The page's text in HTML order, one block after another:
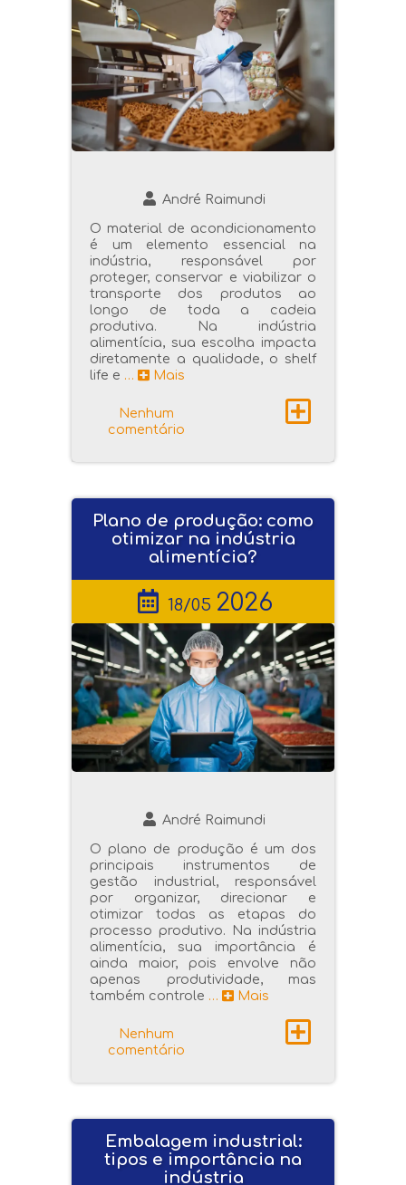
André Raimundi
O material de acondicionamento
é um elemento essencial na
indústria, responsável por
proteger, conservar e viabilizar o
transporte dos produtos ao
longo de toda a cadeia
produtiva. Na indústria
alimentícia, sua escolha impacta
diretamente a qualidade, o shelf
life e … Mais
Nenhum
comentário
Plano de produção: como
otimizar na indústria
alimentícia?
18/05 2026
André Raimundi
O plano de produção é um dos
principais instrumentos de
gestão industrial, responsável
por organizar, direcionar e
otimizar todas as etapas do
processo produtivo. Na indústria
alimentícia, sua importância é
ainda maior, pois envolve não
apenas produtividade, mas
também controle … Mais
Nenhum
comentário
Embalagem industrial:
tipos e importância na
indústria